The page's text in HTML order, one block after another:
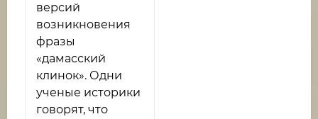
версий
возникновения
фразы
«дамасский
клинок». Одни
ученые историки
говорят, что